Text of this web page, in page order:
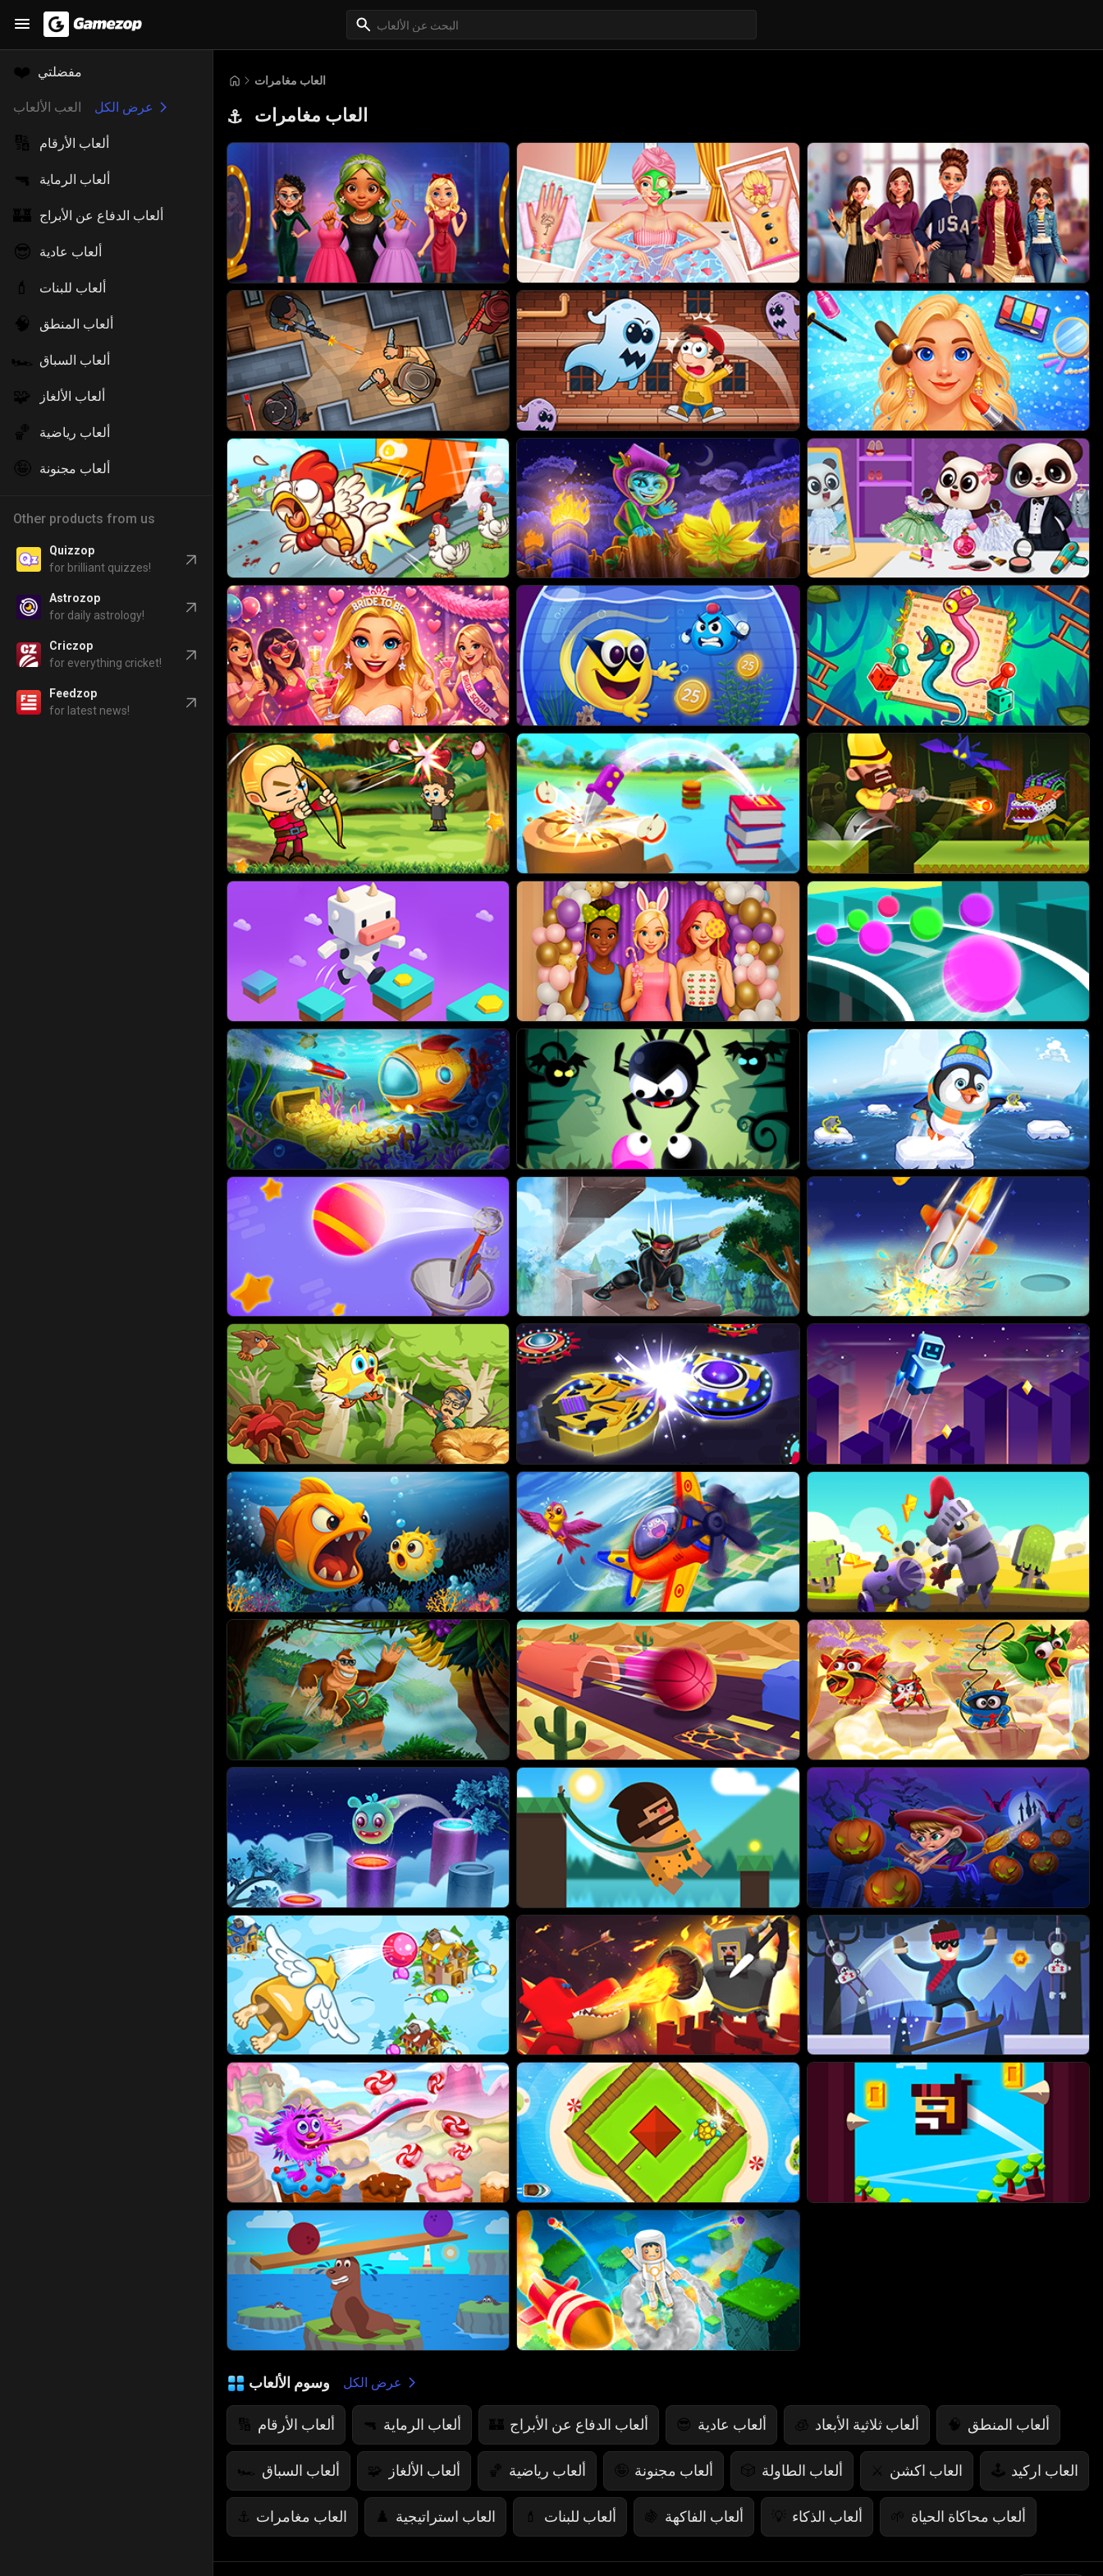
❤️ مفضلتي
العب الألعاب عرض الكل
🔢 ألعاب الأرقام
🔫 ألعاب الرماية
🏰 ألعاب الدفاع عن الأبراج
😎 ألعاب عادية
💄 ألعاب للبنات
🧠 ألعاب المنطق
🏎️ ألعاب السباق
🧩 ألعاب الألغاز
🏀 ألعاب رياضية
🤪 ألعاب مجنونة
Other products from us
Quizzop
for brilliant quizzes!
Astrozop
for daily astrology!
Criczop
for everything cricket!
Feedzop
for latest news!
العاب مغامرات
⚓ العاب مغامرات
وسوم الألعاب عرض الكل
🔢 ألعاب الأرقام 🔫 ألعاب الرماية 🏰 ألعاب الدفاع عن الأبراج 😎 ألعاب عادية 🧊 ألعاب ثلاثية الأبعاد 🧠 ألعاب المنطق
🏎️ ألعاب السباق 🧩 ألعاب الألغاز 🏀 ألعاب رياضية 🤪 ألعاب مجنونة 🎲 ألعاب الطاولة ⚔️ العاب اكشن 🕹️ العاب اركيد
⚓ العاب مغامرات ♟️ العاب استراتيجية 💄 ألعاب للبنات 🍇 ألعاب الفاكهة 💡 ألعاب الذكاء 🌱 ألعاب محاكاة الحياة
🤸 ألعاب القفز 🎨 ألعاب الألوان 👻 ألعاب مخيفة ♠️ ألعاب الورق 👮 ألعاب الشرطة 🧮 ألعاب رياضيات 🍕 ألعاب طعام